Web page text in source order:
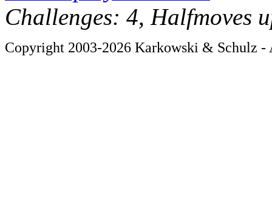
Challenges: 4, Halfmoves
Copyright 2003-2026 Karkowski & Schulz